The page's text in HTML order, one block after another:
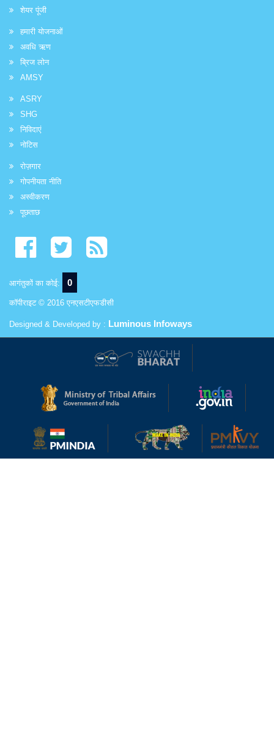
शेयर पूंजी
हमारी योजनाओं
अवधि ऋण
ब्रिज लोन
AMSY
ASRY
SHG
निविदाएं
नोटिस
रोज़गार
गोपनीयता नीति
अस्वीकरण
पूछताछ
आगंतुकों का कोई: 0
कॉपीराइट © 2016 एनएसटीएफडीसी
Designed & Developed by : Luminous Infoways